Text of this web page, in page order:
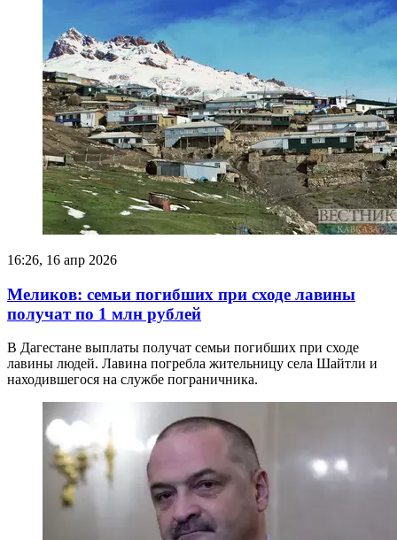
16:26, 16 апр 2026
Меликов: семьи погибших при сходе лавины
получат по 1 млн рублей
В Дагестане выплаты получат семьи погибших при сходе
лавины людей. Лавина погребла жительницу села Шайтли и
находившегося на службе пограничника.